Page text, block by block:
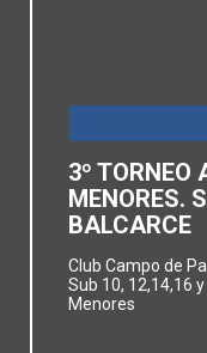
3º TORNEO
MENORES.
BALCARCE
Club Campo de
Sub 10, 12,14,16
Menores